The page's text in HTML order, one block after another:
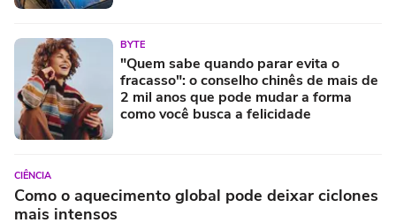
BYTE
"Quem sabe quando parar evita o
fracasso": o conselho chinês de mais de
2 mil anos que pode mudar a forma
como você busca a felicidade
CIÊNCIA
Como o aquecimento global pode deixar ciclones
mais intensos